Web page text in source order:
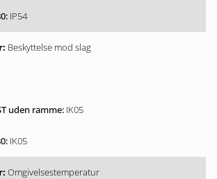
IP54
Beskyttelse mod slag
IK05
IK05
Omgivelsestemperatur